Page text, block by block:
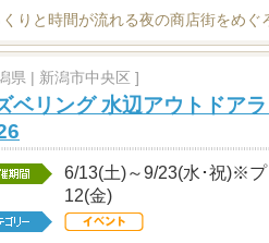
くりと時間が流れる夜の商店街をめぐ
県 | 新潟市中央区 ]
ベリング 水辺アウトドア
6/13(土)～9/23(水･祝)※
12(金)